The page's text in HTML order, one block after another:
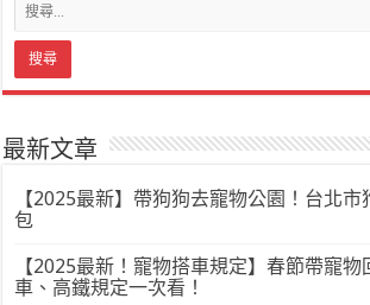
最新文章
【2025最新】帶狗狗去寵物公園！台北
包
【2025最新！寵物搭車規定】春節帶寵
車、高鐵規定一次看！